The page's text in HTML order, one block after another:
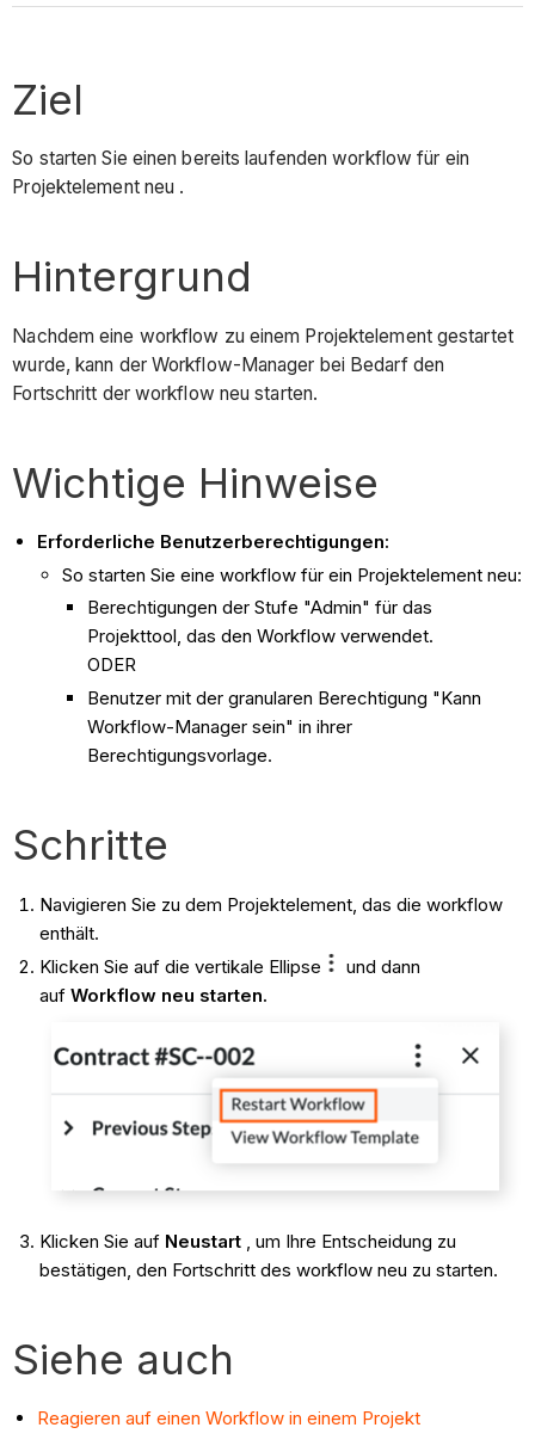
Ziel
So starten Sie einen bereits laufenden workflow für ein
Projektelement neu .
Hintergrund
Nachdem eine workflow zu einem Projektelement gestartet
wurde, kann der Workflow-Manager bei Bedarf den
Fortschritt der workflow neu starten.
Wichtige Hinweise
Erforderliche Benutzerberechtigungen:
So starten Sie eine workflow für ein Projektelement neu:
Berechtigungen der Stufe "Admin" für das
Projekttool, das den Workflow verwendet.
ODER
Benutzer mit der granularen Berechtigung "Kann
Workflow-Manager sein" in ihrer
Berechtigungsvorlage.
Schritte
Navigieren Sie zu dem Projektelement, das die workflow
enthält.
Klicken Sie auf die vertikale Ellipse
und dann
auf Workflow neu starten.
Klicken Sie auf Neustart, um Ihre Entscheidung zu
bestätigen, den Fortschritt des workflow neu zu starten.
Siehe auch
Reagieren auf einen Workflow in einem Projekt